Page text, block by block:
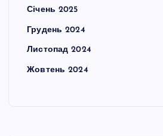
Січень 2025
Грудень 2024
Листопад 2024
Жовтень 2024